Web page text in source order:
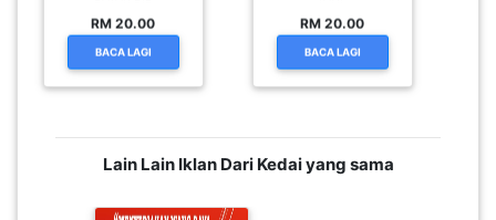
RM 20.00
BACA LAGI
RM 20.00
BACA LAGI
Lain Lain Iklan Dari Kedai yang sama